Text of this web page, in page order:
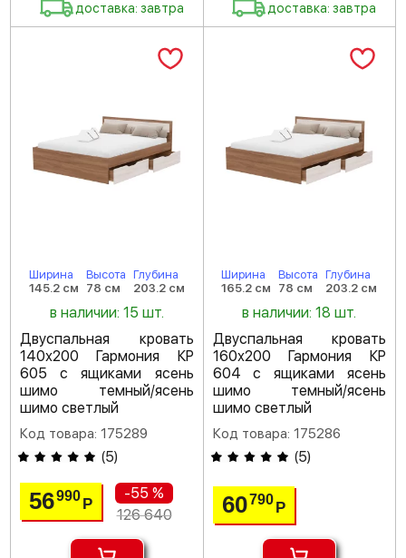
доставка: завтра доставка: завтра
Ширина
145.2 см
Высота
78 см
Глубина
203.2 см
в наличии: 15 шт.
Двуспальная кровать
140х200 Гармония КР
605 с ящиками ясень
шимо темный/ясень
шимо светлый
Код товара: 175289
(5)
56990Р
-55 %
126 640
Ширина
165.2 см
Высота
78 см
Глубина
203.2 см
в наличии: 18 шт.
Двуспальная кровать
160х200 Гармония КР
604 с ящиками ясень
шимо темный/ясень
шимо светлый
Код товара: 175286
(5)
60790 Р